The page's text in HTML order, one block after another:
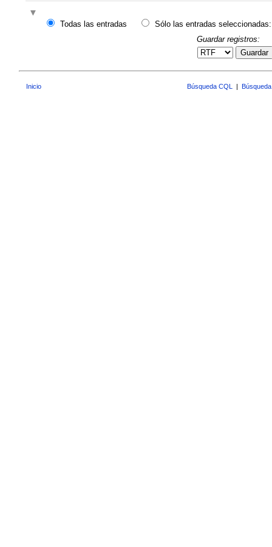
Todas las entradas
Sólo las entradas seleccionadas:
Guardar registros:
Guardar
Inicio Búsqueda CQL